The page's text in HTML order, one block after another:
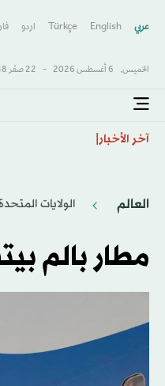
عربي English
Türkçe اردو
الخميس, 6 أغسطس 2026 - 22 صفَر 1448 هـ
آخر الأخبار
العالم الولايات
مطار بالم